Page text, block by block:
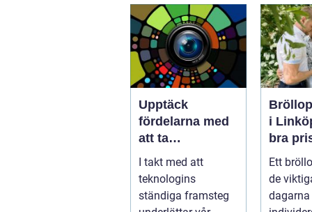
Upptäck
fördelarna med
att ta
körkortsfoto på
Östermalm
I takt med att
teknologins
ständiga framsteg
i
bra
för
Ett
de